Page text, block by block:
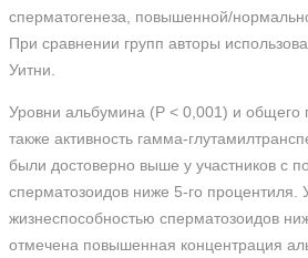
сперматогенеза, повышенной/
При сравнении групп авторы
Уитни.
Уровни альбумина (Р < 0,001) и общего
также активность гамма-
были достоверно выше у участников с
сперматозоидов ниже 5-го процентиля.
жизнеспособностью сперматозоидов
отмечена повышенная концентрация